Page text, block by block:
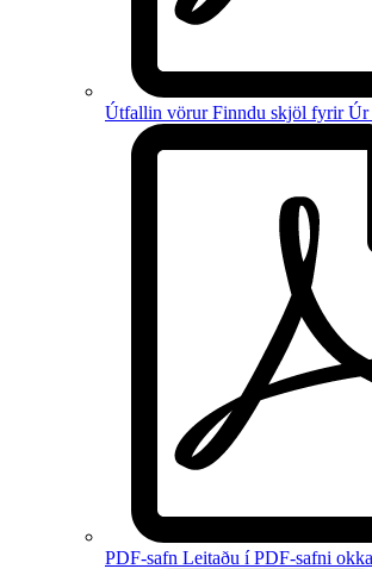
Útfallin vörur Finndu skjöl fyrirÚr
PDF-safn Leitaðu í PDF-safni